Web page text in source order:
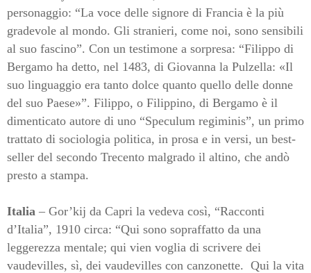
personaggio: “La voce delle signore di Francia è la più
gradevole al mondo. Gli stranieri, come noi, sono sensibili
al suo fascino”. Con un testimone a sorpresa: “Filippo di
Bergamo ha detto, nel 1483, di Giovanna la Pulzella: «Il
suo linguaggio era tanto dolce quanto quello delle donne
del suo Paese»”. Filippo, o Filippino, di Bergamo è il
dimenticato autore di uno “Speculum regiminis”, un primo
trattato di sociologia politica, in prosa e in versi, un best-
seller del secondo Trecento malgrado il altino, che andò
presto a stampa.
Italia – Gor’kij da Capri la vedeva così, “Racconti
d’Italia”, 1910 circa: “Qui sono sopraffatto da una
leggerezza mentale; qui vien voglia di scrivere dei
vaudevilles, sì, dei vaudevilles con canzonette. Qui la vita